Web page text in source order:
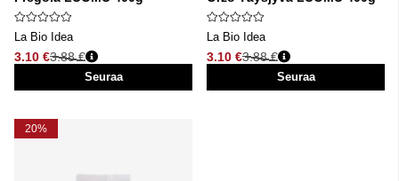
La Bio Idea
3.10 €
Normaali hinta
3.88 €
Seuraa
La Bio Idea
3.10 €
Normaali hinta
3.88 €
Seuraa
20%